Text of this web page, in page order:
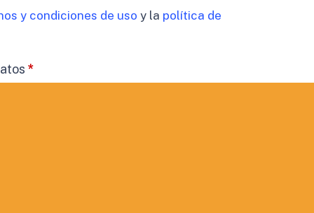
y condiciones de uso y la política de
*